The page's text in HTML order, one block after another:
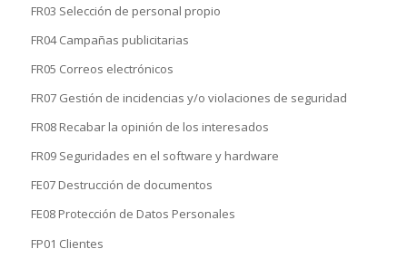
FR03 Selección de personal propio
FR04 Campañas publicitarias
FR05 Correos electrónicos
FR07 Gestión de incidencias y/o violaciones de seguridad
FR08 Recabar la opinión de los interesados
FR09 Seguridades en el software y hardware
FE07 Destrucción de documentos
FE08 Protección de Datos Personales
FP01 Clientes